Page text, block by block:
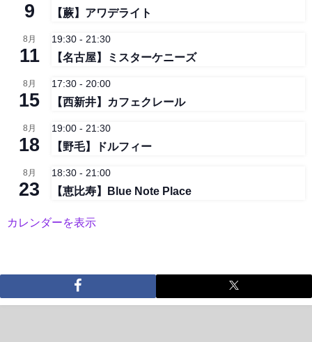
9 【蕨】アワデライト
8月
11
19:30 - 21:30
【名古屋】ミスターケニーズ
8月
15
17:30 - 20:00
【西新井】カフェクレール
8月
18
19:00 - 21:30
【野毛】ドルフィー
8月
23
18:30 - 21:00
【恵比寿】Blue Note Place
カレンダーを表示